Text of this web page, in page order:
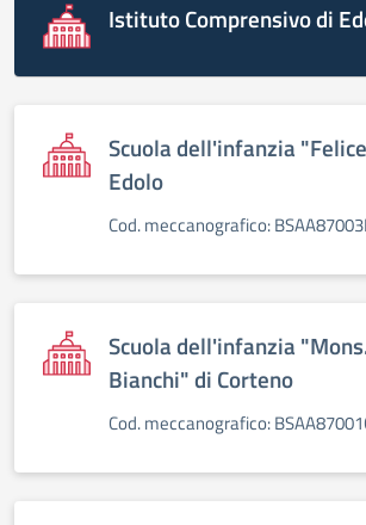
Istituto Comprensivo di
Scuola dell'infanzia
Edolo
Cod. meccanografico:
Scuola dell'infanzia
Bianchi" di Corteno
Cod. meccanografico: